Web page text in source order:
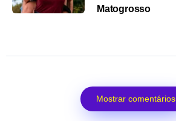
Matogrosso
Mostrar comentários